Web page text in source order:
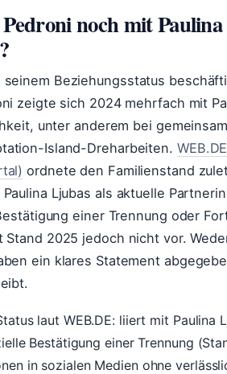
noch mit Paulina
seinem Beziehungsstatus
zeigte sich 2024 mehrfach mit
unter anderem bei
Island-Dreharbeiten.
ordnete den Familienstand
Ljubas als aktuelle
einer Trennung oder
Stand 2025 jedoch nicht vor.
ein klares Statement
laut WEB.DE: liiert mit Paulina
Bestätigung einer Trennung
in sozialen Medien ohne